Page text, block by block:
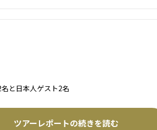
と日本人ゲスト2名
ツアーレポートの続きを読む